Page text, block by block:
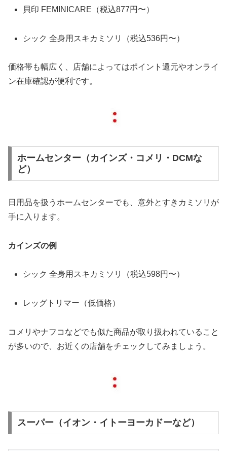
貝印 FEMINICARE（税込877円〜）
シック 全身用スキカミソリ（税込536円〜）
価格帯も幅広く、店舗によってはポイント還元やオンライ
ン在庫確認が便利です。
ホームセンター（カインズ・コメリ・DCMな
ど）
日用品を扱うホームセンターでも、意外とすきカミソリが
手に入ります。
カインズの例
シック 全身用スキカミソリ（税込598円〜）
レッグトリマー（低価格）
コメリやナフコなどでも似た商品が取り扱われていること
が多いので、お近くの店舗をチェックしてみましょう。
スーパー（イオン・イトーヨーカドーなど）